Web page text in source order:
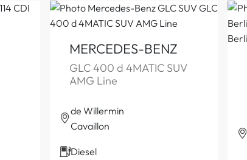
MERCEDES-BENZ
GLC 400 d 4MATIC SUV
AMG Line
de Willermin
Cavaillon
Diesel